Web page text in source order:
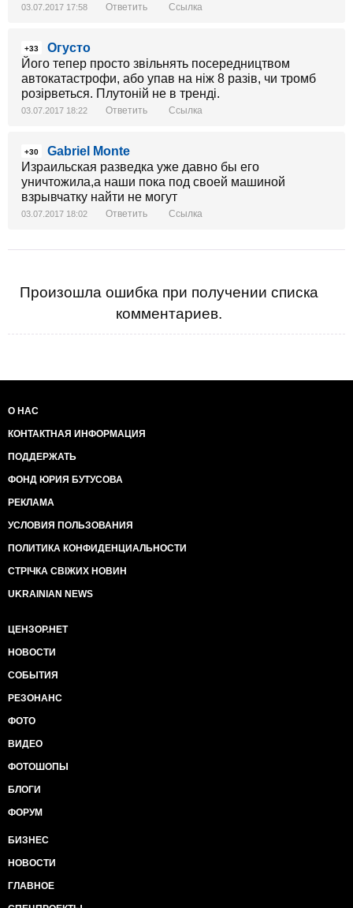
03.07.2017 17:58 Ответить Ссылка
+33
Огусто
Його тепер просто звільнять посередництвом
автокатастрофи, або упав на ніж 8 разів, чи тромб
розірветься. Плутоній не в тренді.
03.07.2017 18:22 Ответить Ссылка
+30
Gabriel Monte
Израильская разведка уже давно бы его
уничтожила,а наши пока под своей машиной
взрывчатку найти не могут
03.07.2017 18:02 Ответить Ссылка
Произошла ошибка при получении списка
комментариев.
О НАС
КОНТАКТНАЯ ИНФОРМАЦИЯ
ПОДДЕРЖАТЬ
ФОНД ЮРИЯ БУТУСОВА
РЕКЛАМА
УСЛОВИЯ ПОЛЬЗОВАНИЯ
ПОЛИТИКА КОНФИДЕНЦИАЛЬНОСТИ
СТРІЧКА СВІЖИХ НОВИН
UKRAINIAN NEWS
ЦЕНЗОР.НЕТ
НОВОСТИ
СОБЫТИЯ
РЕЗОНАНС
ФОТО
ВИДЕО
ФОТОШОПЫ
БЛОГИ
ФОРУМ
БИЗНЕС
НОВОСТИ
ГЛАВНОЕ